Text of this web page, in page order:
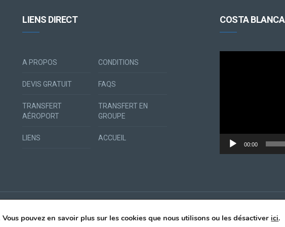
LIENS DIRECT
A PROPOS CONDITIONS
DEVIS GRATUIT FAQS
TRANSFERT
AÉROPORT
TRANSFERT EN
GROUPE
LIENS ACCUEIL
COSTA BLANCA
00:00
pouvez en savoir plus sur les cookies que nous utilisons ou les désactiverici.